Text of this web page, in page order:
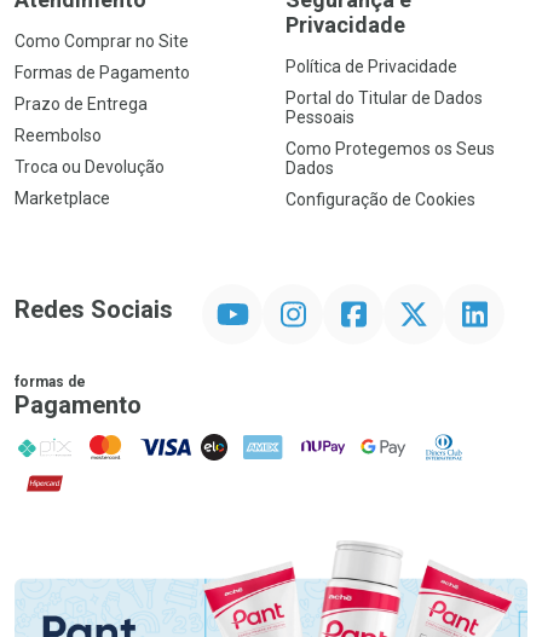
Como Comprar no Site
Formas de Pagamento
Prazo de Entrega
Reembolso
Troca ou Devolução
Marketplace
Privacidade
Política de Privacidade
Portal do Titular de Dados
Pessoais
Como Protegemos os Seus
Dados
Configuração de Cookies
Redes Sociais InstagramFacebook Linkedin
formas de
Pagamento
PIX MasterCard
VISA ELO AMEX NuPay Google PayDiners Club
Hipercard
Promoção em Destaque